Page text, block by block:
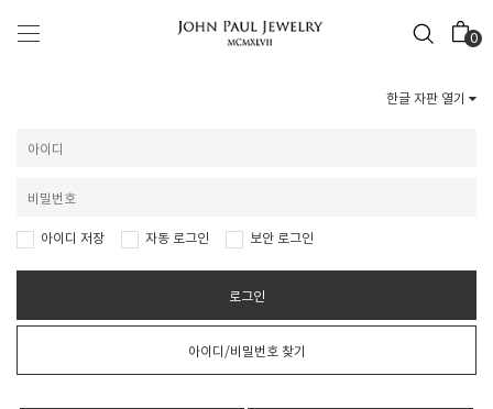
0
한글 자판 열기
아이디 저장 자동 로그인 보안 로그인
로그인
아이디/비밀번호 찾기